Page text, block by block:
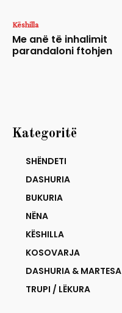
Këshilla
Me anë të inhalimit
parandaloni ftohjen
Kategoritë
SHËNDETI
DASHURIA
BUKURIA
NËNA
KËSHILLA
KOSOVARJA
DASHURIA & MARTESA
TRUPI / LËKURA